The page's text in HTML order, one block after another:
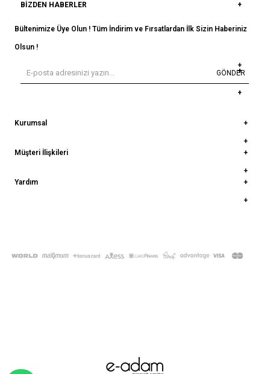
BIZDEN HABERLER
Bültenimize Üye Olun ! Tüm İndirim ve Fırsatlardan İlk Sizin Haberiniz
Olsun !
GÖNDER
Kurumsal
Müşteri İlişkileri
Yardım